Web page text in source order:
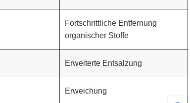
Fortschrittliche Entfernung
organischer Stoffe
Erweiterte Entsalzung
Erweichung